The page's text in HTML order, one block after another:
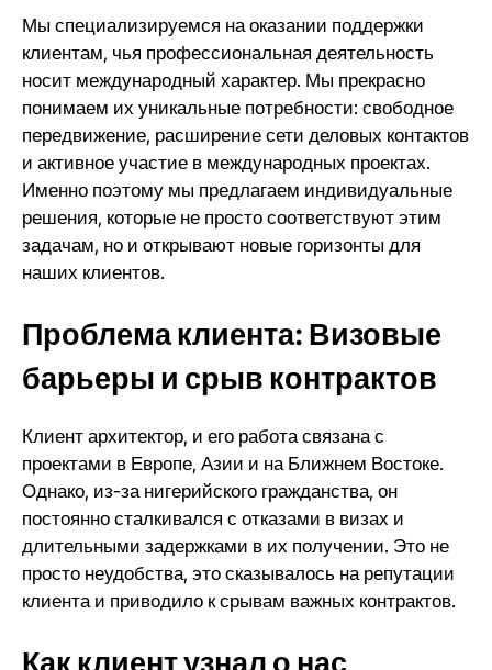
Мы специализируемся на оказании поддержки
клиентам, чья профессиональная деятельность
носит международный характер. Мы прекрасно
понимаем их уникальные потребности: свободное
передвижение, расширение сети деловых контактов
и активное участие в международных проектах.
Именно поэтому мы предлагаем индивидуальные
решения, которые не просто соответствуют этим
задачам, но и открывают новые горизонты для
наших клиентов.
Проблема клиента: Визовые
барьеры и срыв контрактов
Клиент архитектор, и его работа связана с
проектами в Европе, Азии и на Ближнем Востоке.
Однако, из-за нигерийского гражданства, он
постоянно сталкивался с отказами в визах и
длительными задержками в их получении. Это не
просто неудобства, это сказывалось на репутации
клиента и приводило к срывам важных контрактов.